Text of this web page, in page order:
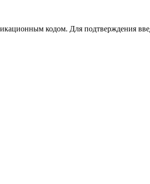
кодом. Для подтверждения